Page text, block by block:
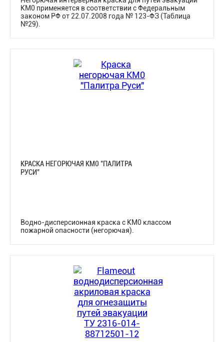
КМ0 применяется в соответствии с Федеральным
законом РФ от 22.07.2008 года № 123-ФЗ (Таблица
№29).
КРАСКА НЕГОРЮЧАЯ КМ0 "ПАЛИТРА
РУСИ"
Водно-дисперсионная краска с КМ0 классом
пожарной опасности (негорючая).